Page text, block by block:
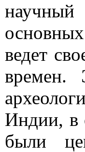
ведет
времен.
Индии, в
были